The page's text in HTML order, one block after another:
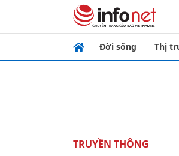
Đời sống Thị
TRUYỀN THÔNG